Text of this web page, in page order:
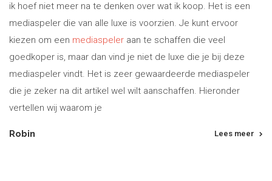
ik hoef niet meer na te denken over wat ik koop. Het is een
mediaspeler die van alle luxe is voorzien. Je kunt ervoor
kiezen om een mediaspeler aan te schaffen die veel
goedkoper is, maar dan vind je niet de luxe die je bij deze
mediaspeler vindt. Het is zeer gewaardeerde mediaspeler
die je zeker na dit artikel wel wilt aanschaffen. Hieronder
vertellen wij waarom je
Robin Lees meer